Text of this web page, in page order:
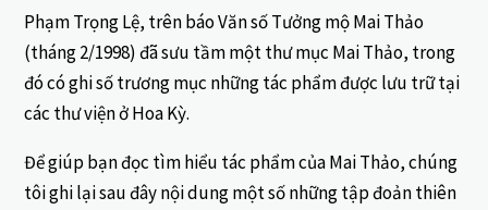
Phạm Trọng Lệ, trên báo Văn số Tưởng mộ Mai Thảo
(tháng 2/1998) đã sưu tầm một thư mục Mai Thảo, trong
đó có ghi số trương mục những tác phẩm được lưu trữ tại
các thư viện ở Hoa Kỳ.
Để giúp bạn đọc tìm hiểu tác phẩm của Mai Thảo, chúng
tôi ghi lại sau đây nội dung một số những tập đoản thiên